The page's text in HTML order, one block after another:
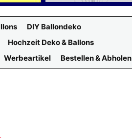
DIY Ballondeko
Hochzeit Deko & Ballons
Werbeartikel Bestellen & Abholen